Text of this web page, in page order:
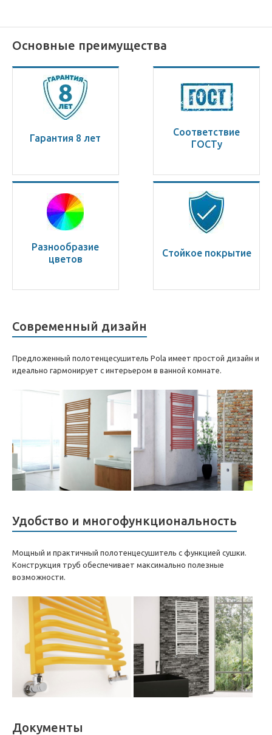
Основные преимущества
Гарантия 8 лет
Соответствие
ГОСТу
Разнообразие
цветов
Стойкое покрытие
Современный дизайн
Предложенный полотенцесушитель Pola имеет простой дизайн и
идеально гармонирует с интерьером в ванной комнате.
Удобство и многофункциональность
Мощный и практичный полотенцесушитель с функцией сушки.
Конструкция труб обеспечивает максимально полезные
возможности.
Документы